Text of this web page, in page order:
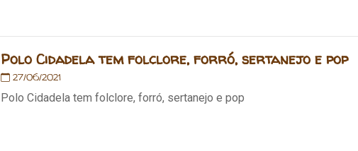
Polo Cidadela tem folclore, forró, sertanejo e pop
27/06/2021
Polo Cidadela tem folclore, forró, sertanejo e pop